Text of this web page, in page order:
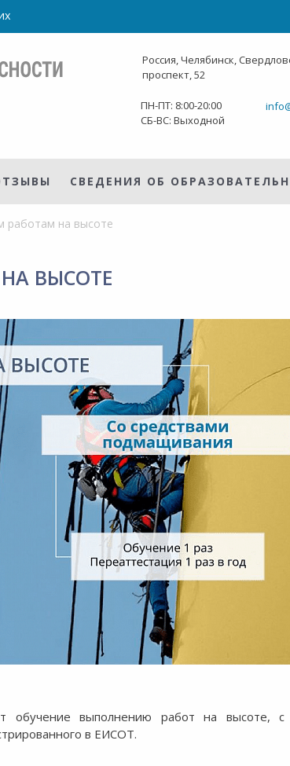
Россия, Челябинск,
проспект, 52
ПН-ПТ: 8:00-20:00
СБ-ВС: Выходной
СВЕДЕНИЯ ОБ
работам на высоте
ВЫСОТЕ
обучение выполнению работ на высоте,
в ЕИСОТ.